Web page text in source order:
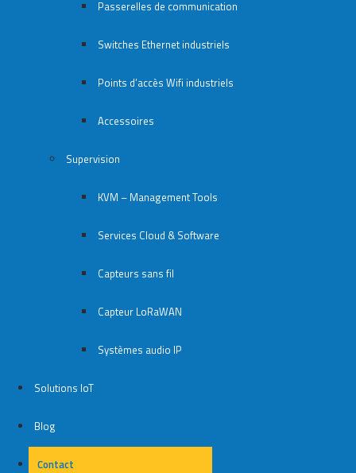
Passerelles de communication
Switches Ethernet industriels
Points d’accès Wifi industriels
Accessoires
Supervision
KVM – Management Tools
Services Cloud & Software
Capteurs sans fil
Capteur LoRaWAN
Systèmes audio IP
Solutions IoT
Blog
Contact
Contact